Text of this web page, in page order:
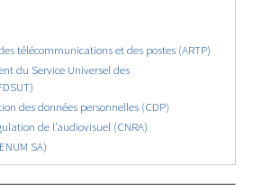
télécommunications et des postes (ARTP)
du Service Universel des
des données personnelles (CDP)
de l’audiovisuel (CNRA)
SA)